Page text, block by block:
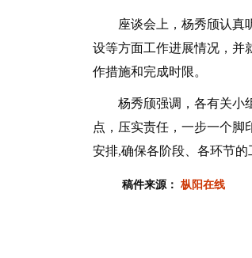
座谈会上，杨秀颀认真听
设等方面工作进展情况，并
作措施和完成时限。
杨秀颀强调，各有关小组
点，压实责任，一步一个脚
安排,确保各阶段、各环节
稿件来源： 枞阳在线